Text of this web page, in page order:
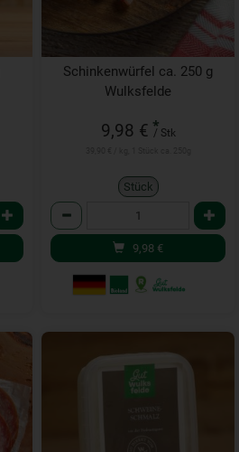
Schinkenwürfel ca. 250 g
Wulksfelde
9,98 € *
/ Stk
Stück
Anzahl
9,98 €